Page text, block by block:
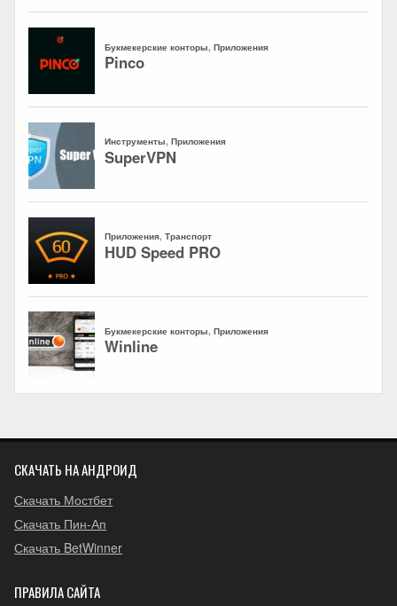
СКАЧАТЬ НА АНДРОИД
Скачать Мостбет
Скачать Пин-Ап
Скачать BetWinner
ПРАВИЛА САЙТА